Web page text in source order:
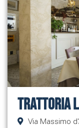
Trattoria
Via Massimo